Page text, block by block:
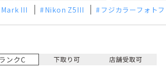
Mark III Nikon Z5III フジカラーフォト